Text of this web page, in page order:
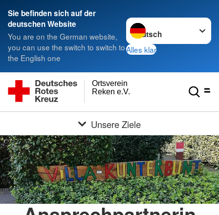
Sie befinden sich auf der
deutschen Website
You are on the German website,
you can use the switch to switch to
the English one
Sprache wechseln zu
Alles klar
Reken e.V.
Ortsverein
Unsere Ziele